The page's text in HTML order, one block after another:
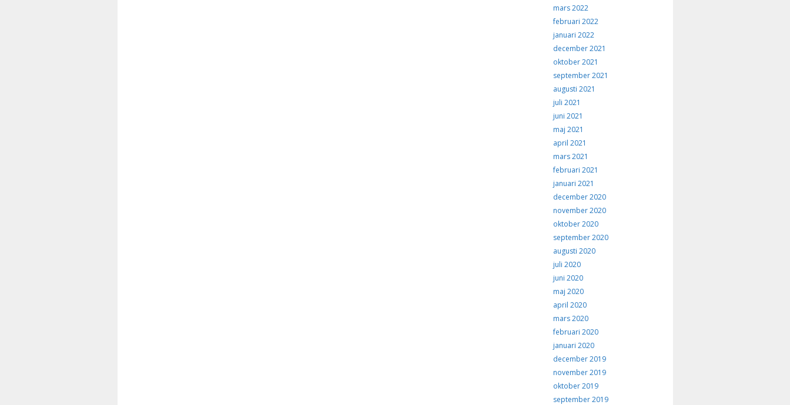
mars 2022
februari 2022
januari 2022
december 2021
oktober 2021
september 2021
augusti 2021
juli 2021
juni 2021
maj 2021
april 2021
mars 2021
februari 2021
januari 2021
december 2020
november 2020
oktober 2020
september 2020
augusti 2020
juli 2020
juni 2020
maj 2020
april 2020
mars 2020
februari 2020
januari 2020
december 2019
november 2019
oktober 2019
september 2019